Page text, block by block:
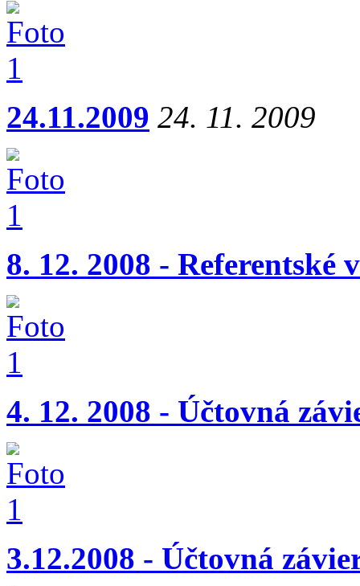
24.11.2009 24. 11. 2009
8. 12. 2008 - Referentské
4. 12. 2008 - Účtovná
3.12.2008 - Účtovná